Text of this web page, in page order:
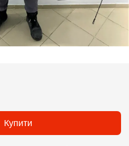
Купити